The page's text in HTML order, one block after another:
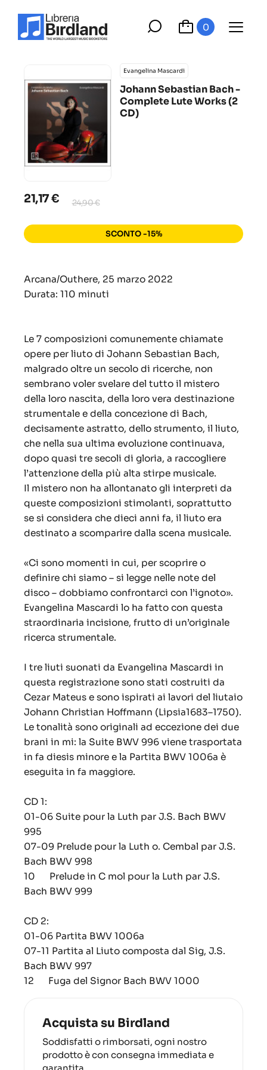
0
Evangelina Mascardi
Johann Sebastian Bach -
Complete Lute Works (2
CD)
21,17 € 24,90 €
SCONTO -15%
Arcana/Outhere, 25 marzo 2022
Durata: 110 minuti
Le 7 composizioni comunemente chiamate
opere per liuto di Johann Sebastian Bach,
malgrado oltre un secolo di ricerche, non
sembrano voler svelare del tutto il mistero
della loro nascita, della loro vera destinazione
strumentale e della concezione di Bach,
decisamente astratto, dello strumento, il liuto,
che nella sua ultima evoluzione continuava,
dopo quasi tre secoli di gloria, a raccogliere
l’attenzione della più alta stirpe musicale.
Il mistero non ha allontanato gli interpreti da
queste composizioni stimolanti, soprattutto
se si considera che dieci anni fa, il liuto era
destinato a scomparire dalla scena musicale.
«Ci sono momenti in cui, per scoprire o
definire chi siamo – si legge nelle note del
disco – dobbiamo confrontarci con l’ignoto».
Evangelina Mascardi lo ha fatto con questa
straordinaria incisione, frutto di un’originale
ricerca strumentale.
I tre liuti suonati da Evangelina Mascardi in
questa registrazione sono stati costruiti da
Cezar Mateus e sono ispirati ai lavori del liutaio
Johann Christian Hoffmann (Lipsia1683–1750).
Le tonalità sono originali ad eccezione dei due
brani in mi: la Suite BWV 996 viene trasportata
in fa diesis minore e la Partita BWV 1006a è
eseguita in fa maggiore.
CD 1:
01-06 Suite pour la Luth par J.S. Bach BWV
995
07-09 Prelude pour la Luth o. Cembal par J.S.
Bach BWV 998
10 Prelude in C mol pour la Luth par J.S.
Bach BWV 999
CD 2:
01-06 Partita BWV 1006a
07-11 Partita al Liuto composta dal Sig, J.S.
Bach BWV 997
12 Fuga del Signor Bach BWV 1000
Acquista su Birdland
Soddisfatti o rimborsati, ogni nostro
prodotto è con consegna immediata e